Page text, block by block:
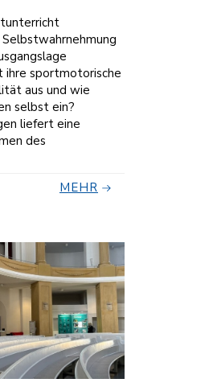
Selbstwahrnehmung
ihre sportmotorische
aus und wie
selbst ein?
liefert eine
des
MEHR